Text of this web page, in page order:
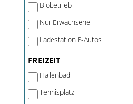
Biobetrieb
Nur Erwachsene
Ladestation E-Autos
FREIZEIT
Hallenbad
Tennisplatz